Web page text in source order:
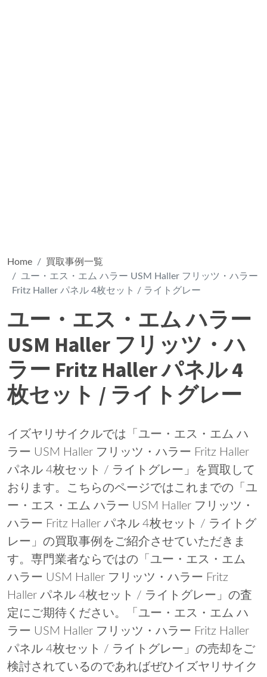
Home
買取事例一覧
ユー・エス・エム ハラー USM Haller フリッツ・ハラー
Fritz Haller パネル 4枚セット / ライトグレー
ユー・エス・エム ハラー
USM Haller フリッツ・ハ
ラー Fritz Haller パネル 4
枚セット / ライトグレー
イズヤリサイクルでは「ユー・エス・エム ハ
ラー USM Haller フリッツ・ハラー Fritz Haller
パネル 4枚セット / ライトグレー」を買取して
おります。こちらのページではこれまでの「ユ
ー・エス・エム ハラー USM Haller フリッツ・
ハラー Fritz Haller パネル 4枚セット / ライトグ
レー」の買取事例をご紹介させていただきま
す。専門業者ならではの「ユー・エス・エム
ハラー USM Haller フリッツ・ハラー Fritz
Haller パネル 4枚セット / ライトグレー」の査
定にご期待ください。「ユー・エス・エム ハ
ラー USM Haller フリッツ・ハラー Fritz Haller
パネル 4枚セット / ライトグレー」の売却をご
検討されているのであればぜひイズヤリサイク